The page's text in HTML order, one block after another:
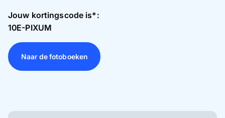
Jouw kortingscode is*:
10E-PIXUM
Naar de fotoboeken